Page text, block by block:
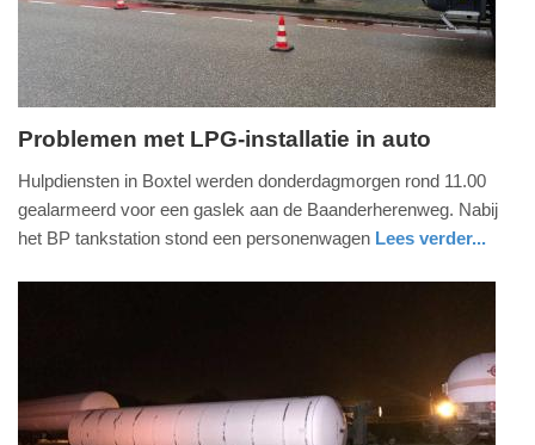
09:10
december
-
09-
04-
Problemen met LPG-installatie in auto
Hulpdiensten in Boxtel werden donderdagmorgen rond 11.00
gealarmeerd voor een gaslek aan de Baanderherenweg. Nabij
het BP tankstation stond een personenwagen Lees verder...
brabant